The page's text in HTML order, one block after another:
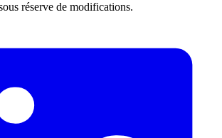
réserve de modifications.